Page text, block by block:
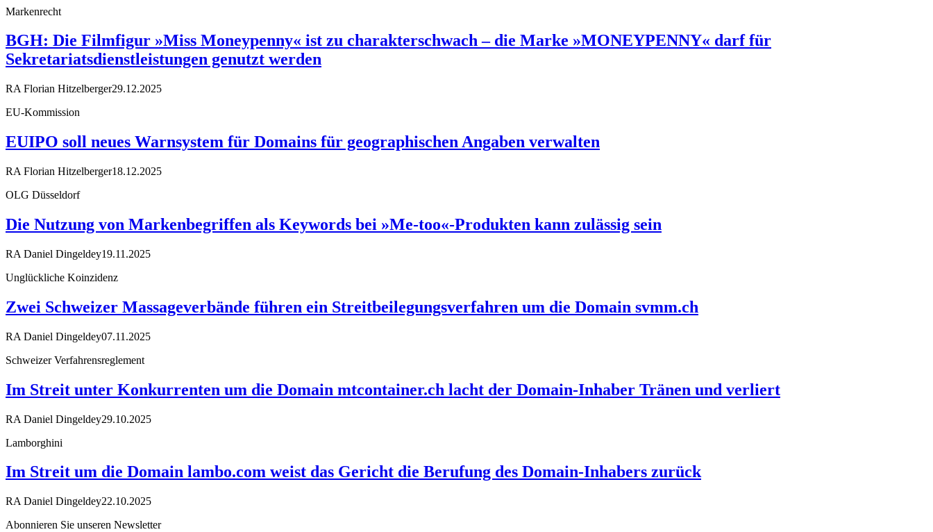
Markenrecht
BGH: Die Filmfigur »Miss Moneypenny« ist zu charakterschwach – die Marke »MONEYPENNY« darf für
Sekretariatsdienstleistungen genutzt werden
RA Florian Hitzelberger29.12.2025
EU-Kommission
EUIPO soll neues Warnsystem für Domains für geographischen Angaben verwalten
RA Florian Hitzelberger18.12.2025
OLG Düsseldorf
Die Nutzung von Markenbegriffen als Keywords bei »Me-too«-Produkten kann zulässig sein
RA Daniel Dingeldey19.11.2025
Unglückliche Koinzidenz
Zwei Schweizer Massageverbände führen ein Streitbeilegungsverfahren um die Domain svmm.ch
RA Daniel Dingeldey07.11.2025
Schweizer Verfahrensreglement
Im Streit unter Konkurrenten um die Domain mtcontainer.ch lacht der Domain-Inhaber Tränen und verliert
RA Daniel Dingeldey29.10.2025
Lamborghini
Im Streit um die Domain lambo.com weist das Gericht die Berufung des Domain-Inhabers zurück
RA Daniel Dingeldey22.10.2025
Abonnieren Sie unseren Newsletter